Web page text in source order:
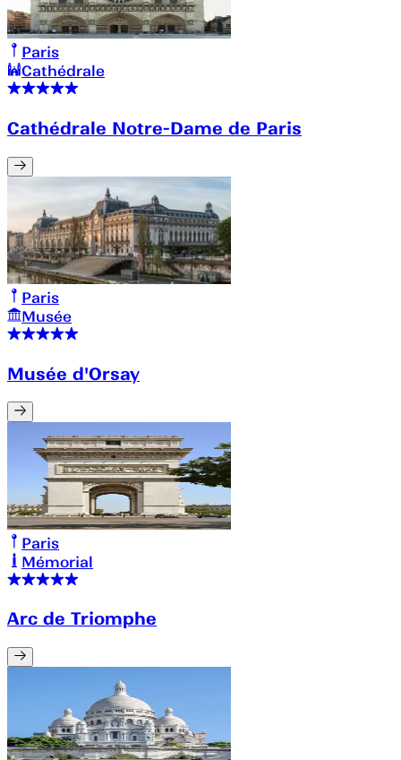
Paris
Cathédrale
Cathédrale Notre-Dame de Paris
Paris
Musée
Musée d'Orsay
Paris
Mémorial
Arc de Triomphe